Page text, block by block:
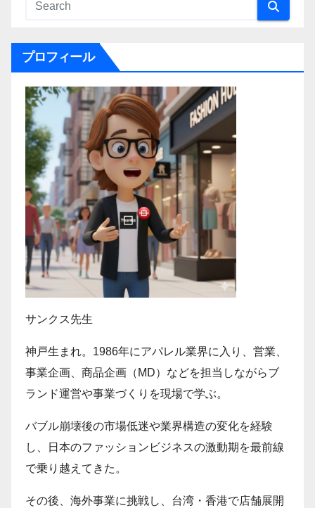
プロフィール
サンクス先生
神戸生まれ。1986年にアパレル業界に入り、営業、
事業企画、商品企画（MD）などを担当しながらブ
ランド運営や事業づくりを現場で学ぶ。
バブル崩壊後の市場低迷や業界構造の変化を経験
し、日本のファッションビジネスの激動期を最前線
で乗り越えてきた。
その後、海外事業に挑戦し、台湾・香港で店舗展開